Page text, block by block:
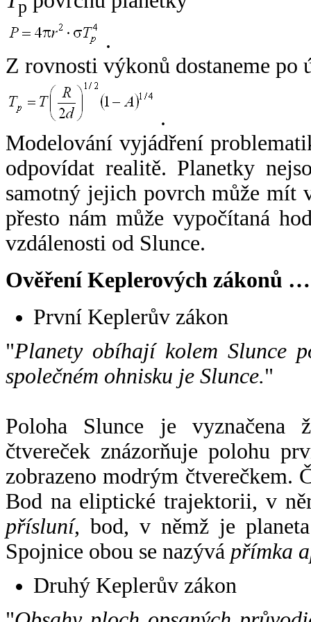
p
.
Z rovnosti výkonů dostaneme po
.
Modelování vyjádření
odpovídat realitě. Planetky
samotný jejich povrch může mít
přesto nám může vypočítaná
vzdálenosti od Slunce.
Ověření Keplerových zákonů …
První Keplerův zákon
"Planety obíhají kolem Slunce
společném ohnisku je Slunce."
Poloha Slunce je vyznačena
čtvereček znázorňuje polohu
zobrazeno modrým čtverečkem.
Bod na eliptické trajektorii, v
přísluní, bod, v němž je
Spojnice obou se nazývá přímka
Druhý Keplerův zákon